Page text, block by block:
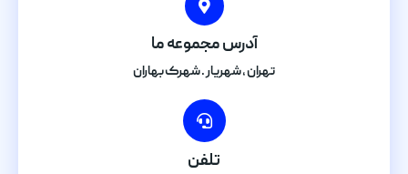
آدرس مجموعه ما
تهران , شهریار . شهرک بهاران
تلفن